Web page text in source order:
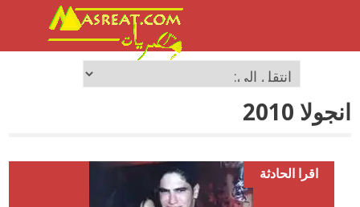
انجولا 2010
اقرا الحادثة